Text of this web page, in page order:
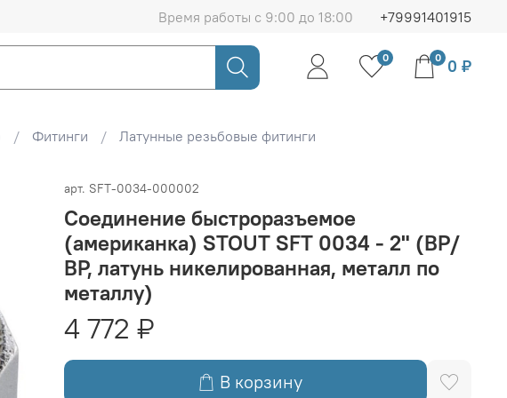
Время работы с 9:00 до 18:00 +79991401915
0 0 0 ₽
Фитинги Латунные резьбовые фитинги
арт. SFT-0034-000002
Соединение быстроразъемое
(американка) STOUT SFT 0034 - 2" (ВР/
ВР, латунь никелированная, металл по
металлу)
4 772 ₽
В корзину